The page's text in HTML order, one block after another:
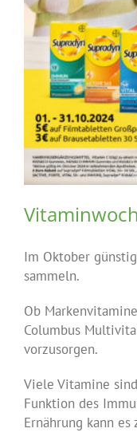
Im Oktober
sammeln.
Ob
Columbus
vorzusorgen.
Viele Vitamine
Funktion des
Ernährung kann